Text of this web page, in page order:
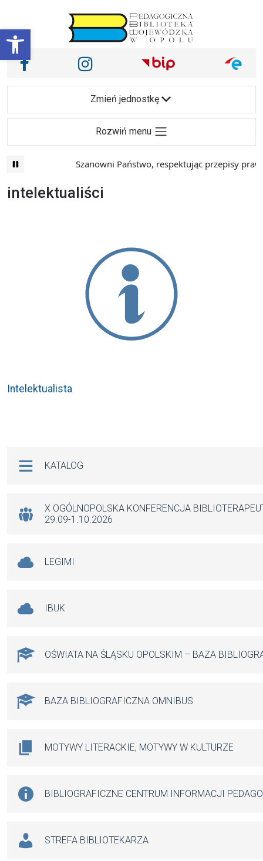
Otwórz pasek narzędzi
Main Navigation
Nasze media społecznościowe i inne
Facebook Instagram
Zmień jednostkę
Rozwiń menu
Szanowni Państwo, respektując przepisy
intelektualiści
Intelektualista
KATALOG
X OGÓLNOPOLSKA KONFERENCJA
29.09-1.10.2026
LEGIMI
IBUK
OŚWIATA NA ŚLĄSKU OPOLSKIM – BAZA
BAZA BIBLIOGRAFICZNA OMNIBUS
MOTYWY LITERACKIE, MOTYWY W KULTURZE
BIBLIOGRAFICZNE CENTRUM INFORMACJI
STREFA BIBLIOTEKARZA